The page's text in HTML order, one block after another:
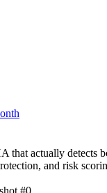
that actually detects
and risk